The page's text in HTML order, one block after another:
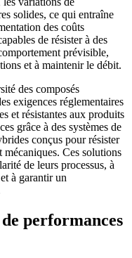
solides, ce qui entraîne
des coûts
de résister à des
prévisible,
et à maintenir le débit.
des composés
exigences réglementaires
et résistantes aux produits
grâce à des systèmes de
conçus pour résister
Ces solutions
de leurs processus, à
à garantir un
performances